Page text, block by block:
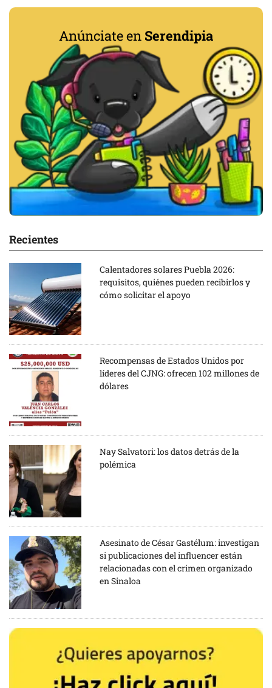
Anúnciate en Serendipia
Recientes
Calentadores solares Puebla 2026:
requisitos, quiénes pueden recibirlos y
cómo solicitar el apoyo
Recompensas de Estados Unidos por
líderes del CJNG: ofrecen 102 millones de
dólares
Nay Salvatori: los datos detrás de la
polémica
Asesinato de César Gastélum: investigan
si publicaciones del influencer están
relacionadas con el crimen organizado
en Sinaloa